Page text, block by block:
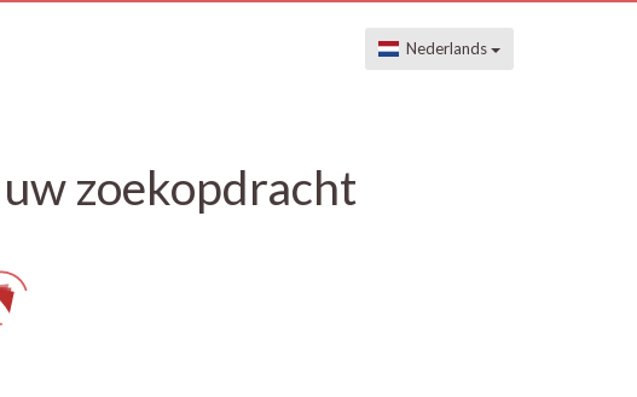
Nederlands
zoekopdracht